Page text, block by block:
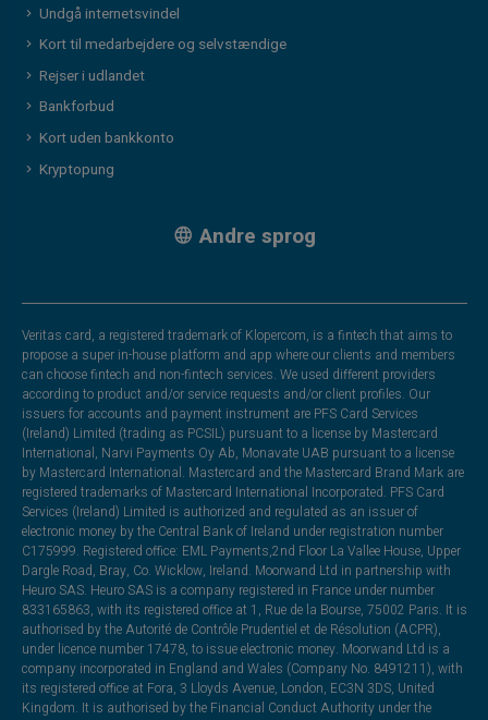
Undgå internetsvindel
Kort til medarbejdere og selvstændige
Rejser i udlandet
Bankforbud
Kort uden bankkonto
Kryptopung
Andre sprog
Veritas card, a registered trademark of Klopercom, is a fintech that aims to
propose a super in-house platform and app where our clients and members
can choose fintech and non-fintech services. We used different providers
according to product and/or service requests and/or client profiles. Our
issuers for accounts and payment instrument are PFS Card Services
(Ireland) Limited (trading as PCSIL) pursuant to a license by Mastercard
International, Narvi Payments Oy Ab, Monavate UAB pursuant to a license
by Mastercard International. Mastercard and the Mastercard Brand Mark are
registered trademarks of Mastercard International Incorporated. PFS Card
Services (Ireland) Limited is authorized and regulated as an issuer of
electronic money by the Central Bank of Ireland under registration number
C175999. Registered office: EML Payments,2nd Floor La Vallee House, Upper
Dargle Road, Bray, Co. Wicklow, Ireland. Moorwand Ltd in partnership with
Heuro SAS. Heuro SAS is a company registered in France under number
833165863, with its registered office at 1, Rue de la Bourse, 75002 Paris. It is
authorised by the Autorité de Contrôle Prudentiel et de Résolution (ACPR),
under licence number 17478, to issue electronic money. Moorwand Ltd is a
company incorporated in England and Wales (Company No. 8491211), with
its registered office at Fora, 3 Lloyds Avenue, London, EC3N 3DS, United
Kingdom. It is authorised by the Financial Conduct Authority under the